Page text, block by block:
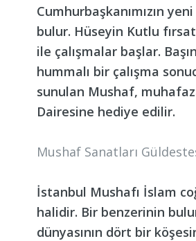
Cumhurbaşkanımızın
bulur. Hüseyin Kutlu
ile çalışmalar başlar.
hummalı bir çalışma
sunulan Mushaf,
Dairesine hediye edilir.
Mushaf Sanatları
İstanbul Mushafı İslam
halidir. Bir benzerinin
dünyasının dört bir